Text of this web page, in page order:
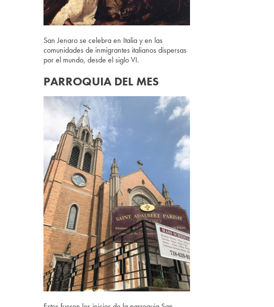
San Jenaro se celebra en Italia y en las
comunidades de inmigrantes italianos dispersas
por el mundo, desde el siglo VI.
PARROQUIA DEL MES